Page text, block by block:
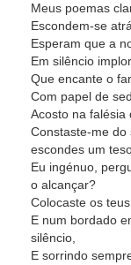
Meus poemas
Escondem-se
Esperam que a
Em silêncio
Que encante o
Com papel de
Acosto na falésia
Constaste-me
escondes um
Eu ingénuo,
o alcançar?
Colocaste os
E num bordado
silêncio,
E sorrindo